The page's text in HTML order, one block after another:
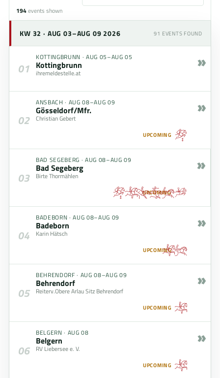
194events shown
KW 32 · AUG 03–AUG 09 2026 91 EVENTS FOUND
01
KOTTINGBRUNN · AUG 05–AUG 05
Kottingbrunn
ihremeldestelle.at
»
02
ANSBACH · AUG 08–AUG 09
Gösseldorf/Mfr.
Christian Gebert
UPCOMING
»
03
BAD SEGEBERG · AUG 08–AUG 09
Bad Segeberg
Birte Thormählen
UPCOMING
»
04
BADEBORN ·AUG 08–AUG 09
Badeborn
Karin Hätsch
UPCOMING
»
05
BEHRENDORF · AUG 08–AUG 09
Behrendorf
Reiterv.Obere Arlau Sitz Behrendorf
UPCOMING
»
06
BELGERN · AUG 08
Belgern
RV Liebersee e. V.
UPCOMING
»